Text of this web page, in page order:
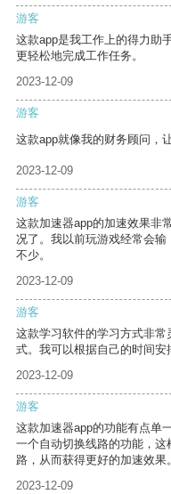
游客
这款app是我工作上的得力助
更轻松地完成工作任务。
2023-12-09
游客
这款app就像我的财务顾问，
2023-12-09
游客
这款加速器app的加速效果非
况了。我以前玩游戏经常会
不少。
2023-12-09
游客
这款学习软件的学习方式非
式。我可以根据自己的时间安
2023-12-09
游客
这款加速器app的功能有点单
一个自动切换线路的功能，
路，从而获得更好的加速效果。
2023-12-09